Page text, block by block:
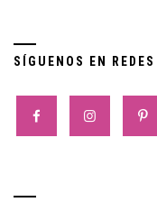
SÍGUENOS EN REDES